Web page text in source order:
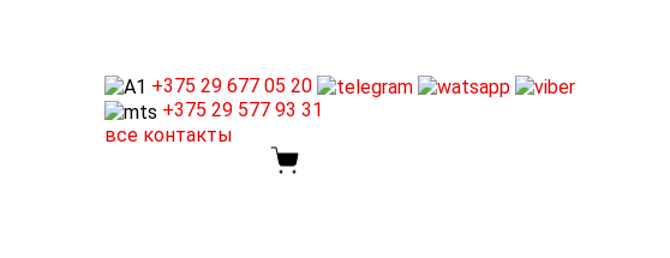
+375 29 677 05 20
+375 29 577 93 31
все контакты